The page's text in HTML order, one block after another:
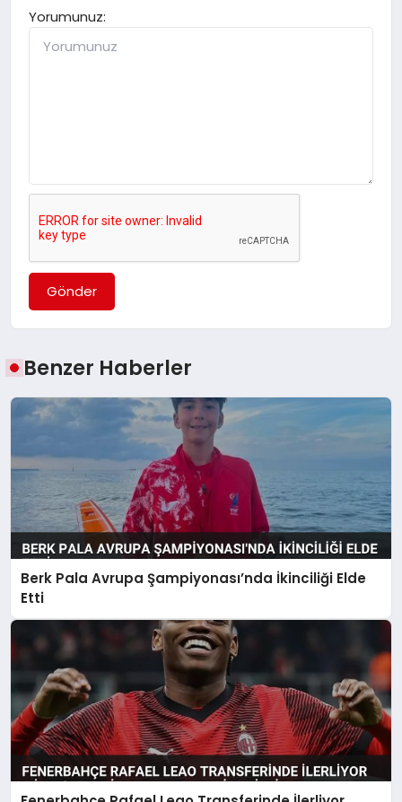
Yorumunuz:
Gönder
Benzer Haberler
Berk Pala Avrupa Şampiyonası’nda İkinciliği Elde
Etti